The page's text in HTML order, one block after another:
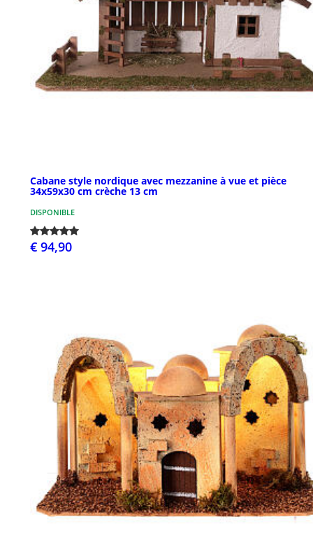
Cabane style nordique avec mezzanine à vue et pièce
34x59x30 cm crèche 13 cm
DISPONIBLE
€ 94,90